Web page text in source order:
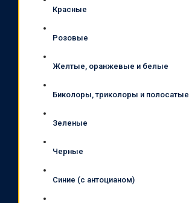
Красные
Розовые
Желтые, оранжевые и белые
Биколоры, триколоры и полосатые
Зеленые
Черные
Синие (с антоцианом)